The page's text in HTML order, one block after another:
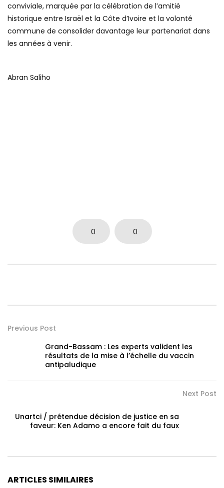
conviviale, marquée par la célébration de l’amitié
historique entre Israël et la Côte d’Ivoire et la volonté
commune de consolider davantage leur partenariat dans
les années à venir.
Abran Saliho
0 0
Previous Post
Grand-Bassam : Les experts valident les
résultats de la mise à l’échelle du vaccin
antipaludique
Next Post
Unartci / prétendue décision de justice en sa
faveur: Ken Adamo a encore fait du faux
ARTICLES SIMILAIRES